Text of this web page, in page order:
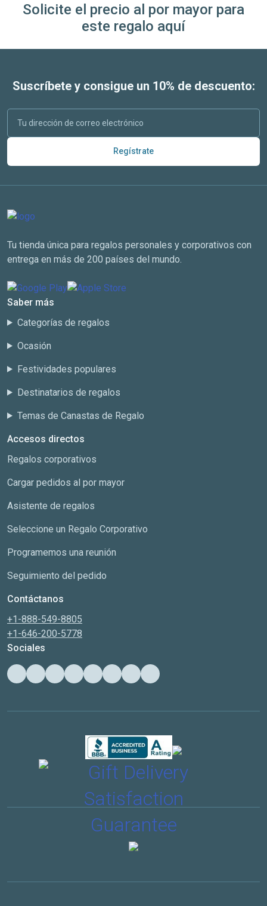
Solicite el precio al por mayor para
este regalo aquí
Suscríbete y consigue un 10% de descuento:
Regístrate
Tu tienda única para regalos personales y corporativos con
entrega en más de 200 países del mundo.
Saber más
Categorías de regalos
Ocasión
Festividades populares
Destinatarios de regalos
Temas de Canastas de Regalo
Accesos directos
Regalos corporativos
Cargar pedidos al por mayor
Asistente de regalos
Seleccione un Regalo Corporativo
Programemos una reunión
Seguimiento del pedido
Contáctanos
+1-888-549-8805
+1-646-200-5778
Sociales